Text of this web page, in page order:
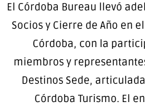
El Córdoba Bureau llevó
Socios y Cierre de Año en
Córdoba, con la
miembros y
Destinos Sede,
Córdoba Turismo. El